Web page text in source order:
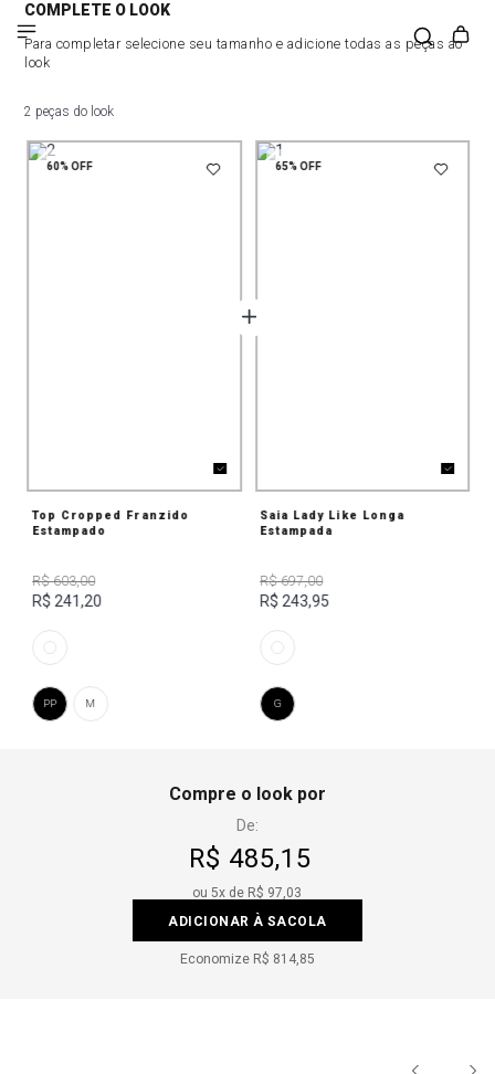
COMPLETE O LOOK
Para completar selecione seu tamanho e adicione todas as peças ao
look
2 peças do look
60%OFF
Top Cropped Franzido
Estampado
R$ 603,00
R$ 241,20
M
PP
65%OFF
Saia Lady Like Longa
Estampada
R$ 697,00
R$ 243,95
G
Compre o look por
De:
R$ 485,15
ou5x de R$ 97,03
ADICIONAR À SACOLA
Economize R$ 814,85